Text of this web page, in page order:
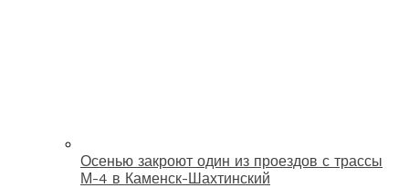
Осенью закроют один из проездов с трассы
М-4 в Каменск-Шахтинский